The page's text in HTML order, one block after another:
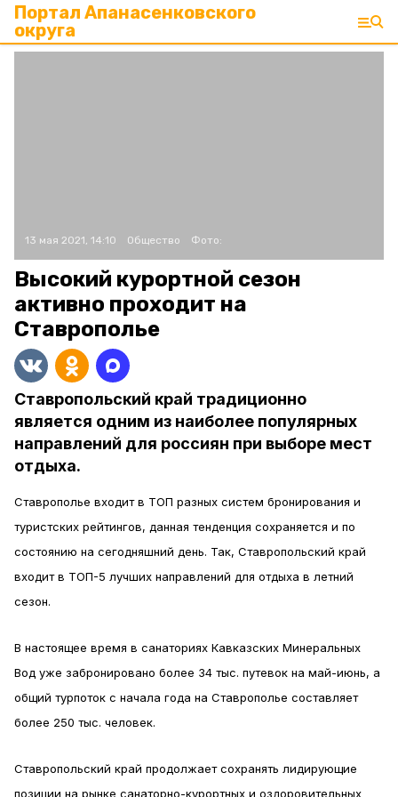
Портал Апанасенковского
округа
13 мая 2021, 14:10 Общество Фото:
Высокий курортной сезон
активно проходит на
Ставрополье
Ставропольский край традиционно
является одним из наиболее популярных
направлений для россиян при выборе мест
отдыха.
Ставрополье входит в ТОП разных систем бронирования и
туристских рейтингов, данная тенденция сохраняется и по
состоянию на сегодняшний день. Так, Ставропольский край
входит в ТОП-5 лучших направлений для отдыха в летний
сезон.
В настоящее время в санаториях Кавказских Минеральных
Вод уже забронировано более 34 тыс. путевок на май-июнь, а
общий турпоток с начала года на Ставрополье составляет
более 250 тыс. человек.
Ставропольский край продолжает сохранять лидирующие
позиции на рынке санаторно-курортных и оздоровительных